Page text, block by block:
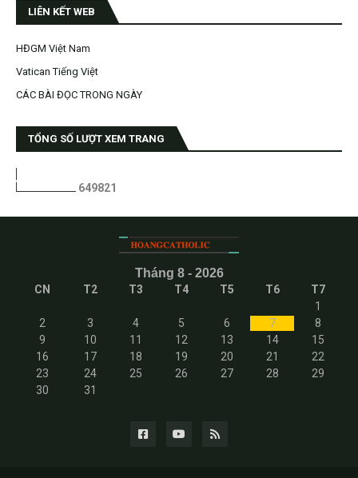
LIÊN KẾT WEB
HĐGM Việt Nam
Vatican Tiếng Việt
CÁC BÀI ĐỌC TRONG NGÀY
TỔNG SỐ LƯỢT XEM TRANG
649821
Tháng 8 - 2026
CN T2 T3 T4 T5 T6
T7
1
2
3 4 5 6 7
8
9
10 11 12 13 14
15
16
17 18 19 20 21
22
23
24 25 26 27 28
29
30
31